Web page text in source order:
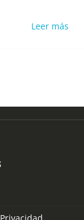
Leer más